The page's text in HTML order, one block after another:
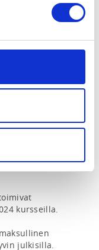
20:00!
tiloissa,
klo 17:30.
Käydään läpi
ja
kursseilla.
julkisilla.